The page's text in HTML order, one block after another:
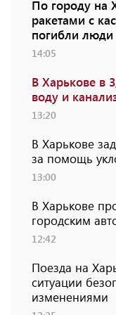
По городу на
ракетами с
погибли люди
14:05
В Харькове в
воду и
13:20
В Харькове
за помощь
13:00
В Харькове
городским
12:42
Поезда на
ситуации
изменениями